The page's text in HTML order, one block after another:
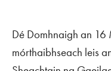
Dé Domhnaigh an
mórthaibhseach leis